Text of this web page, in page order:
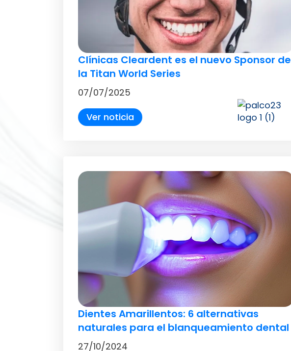
Clínicas Cleardent es el nuevo Sponsor de
la Titan World Series
07/07/2025
Ver noticia
Dientes Amarillentos: 6 alternativas
naturales para el blanqueamiento dental
27/10/2024